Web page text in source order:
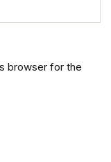
browser for the